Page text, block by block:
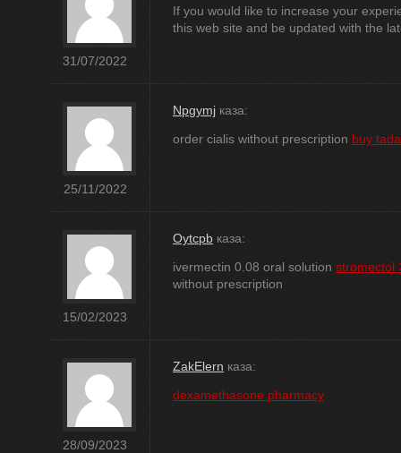
31/07/2022
If you would like to increase your
this web site and be updated with the
25/11/2022
Npgymj каза:
order cialis without prescription buy
15/02/2023
Oytcpb каза:
ivermectin 0.08 oral solution stromectol
without prescription
28/09/2023
ZakElern каза:
dexamethasone pharmacy